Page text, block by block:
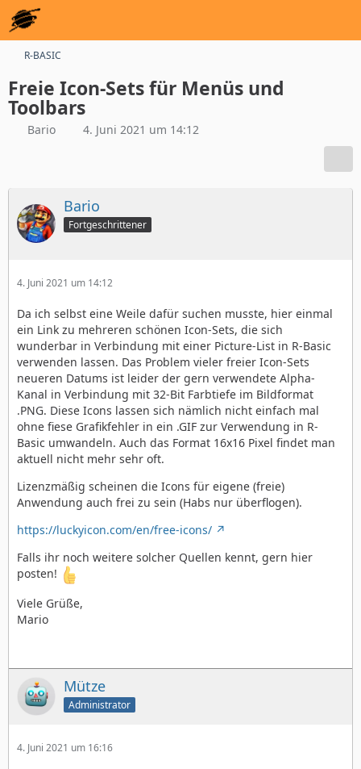
R-BASIC
Freie Icon-Sets für Menüs und
Toolbars
Bario 4. Juni 2021 um 14:12
Bario
Fortgeschrittener
4. Juni 2021 um 14:12
Da ich selbst eine Weile dafür suchen musste, hier einmal
ein Link zu mehreren schönen Icon-Sets, die sich
wunderbar in Verbindung mit einer Picture-List in R-Basic
verwenden lassen. Das Problem vieler freier Icon-Sets
neueren Datums ist leider der gern verwendete Alpha-
Kanal in Verbindung mit 32-Bit Farbtiefe im Bildformat
.PNG. Diese Icons lassen sich nämlich nicht einfach mal
ohne fiese Grafikfehler in ein .GIF zur Verwendung in R-
Basic umwandeln. Auch das Format 16x16 Pixel findet man
aktuell nicht mehr sehr oft.
Lizenzmäßig scheinen die Icons für eigene (freie)
Anwendung auch frei zu sein (Habs nur überflogen).
https://luckyicon.com/en/free-icons/
Falls ihr noch weitere solcher Quellen kennt, gern hier
posten!
Viele Grüße,
Mario
Mütze
Administrator
4. Juni 2021 um 16:16